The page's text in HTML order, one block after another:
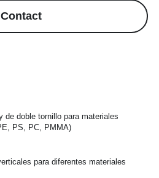
Contact
de doble tornillo para materiales
PS, PC, PMMA)
para diferentes materiales